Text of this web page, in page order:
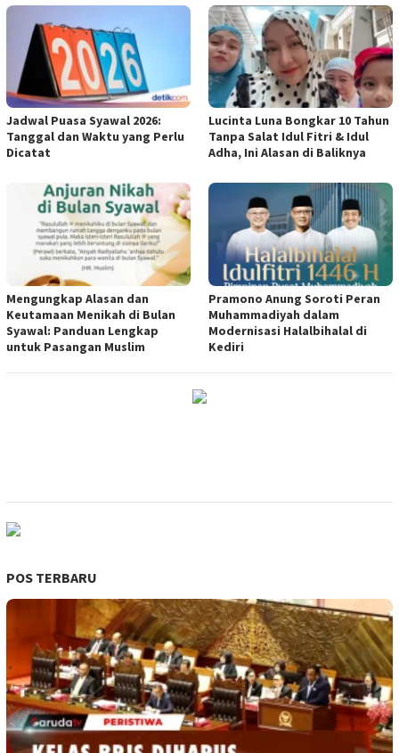
Jadwal Puasa Syawal 2026:
Tanggal dan Waktu yang Perlu
Dicatat
Lucinta Luna Bongkar 10 Tahun
Tanpa Salat Idul Fitri & Idul
Adha, Ini Alasan di Baliknya
Mengungkap Alasan dan
Keutamaan Menikah di Bulan
Syawal: Panduan Lengkap
untuk Pasangan Muslim
Pramono Anung Soroti Peran
Muhammadiyah dalam
Modernisasi Halalbihalal di
Kediri
POS TERBARU